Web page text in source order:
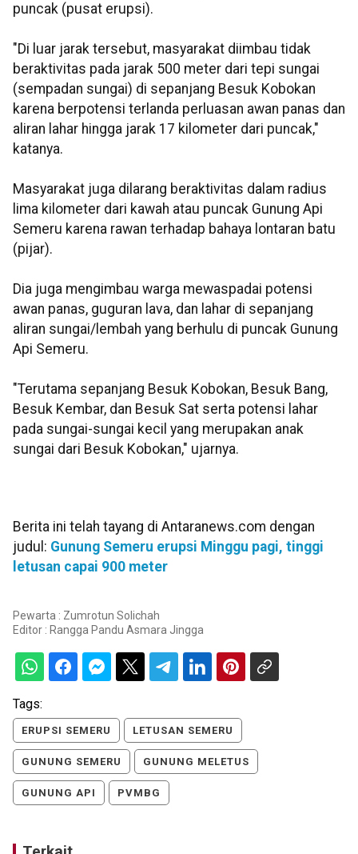
puncak (pusat erupsi).
"Di luar jarak tersebut, masyarakat diimbau tidak
beraktivitas pada jarak 500 meter dari tepi sungai
(sempadan sungai) di sepanjang Besuk Kobokan
karena berpotensi terlanda perluasan awan panas dan
aliran lahar hingga jarak 17 kilometer dari puncak,"
katanya.
Masyarakat juga dilarang beraktivitas dalam radius
lima kilometer dari kawah atau puncak Gunung Api
Semeru karena rawan terhadap bahaya lontaran batu
(pijar).
Dia juga mengimbau warga mewaspadai potensi
awan panas, guguran lava, dan lahar di sepanjang
aliran sungai/lembah yang berhulu di puncak Gunung
Api Semeru.
"Terutama sepanjang Besuk Kobokan, Besuk Bang,
Besuk Kembar, dan Besuk Sat serta potensi lahar
pada sungai-sungai kecil yang merupakan anak
sungai dari Besuk Kobokan," ujarnya.
Berita ini telah tayang di Antaranews.com dengan
judul: Gunung Semeru erupsi Minggu pagi, tinggi
letusan capai 900 meter
Pewarta : Zumrotun Solichah
Editor : Rangga Pandu Asmara Jingga
Tags:
ERUPSI SEMERU LETUSAN SEMERU
GUNUNG SEMERU GUNUNG MELETUS
GUNUNG API PVMBG